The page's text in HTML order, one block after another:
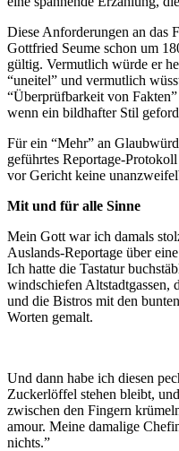
Diese Anforderungen an das
Gottfried Seume schon um
gültig. Vermutlich würde er
“uneitel” und vermutlich
“Überprüfbarkeit von
wenn ein bildhafter Stil
Für ein “Mehr” an
geführtes Reportage-
vor Gericht keine
Mit und für alle Sinne
Mein Gott war ich damals
Auslands-Reportage über
Ich hatte die Tastatur
windschiefen Altstadtgassen,
und die Bistros mit den
Worten gemalt.
Und dann habe ich diesen
Zuckerlöffel stehen bleibt,
zwischen den Fingern
amour. Meine damalige
nichts.”